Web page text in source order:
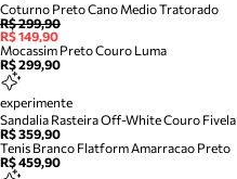
Coturno Preto Cano Medio Tratorado
R$ 299,90
R$ 149,90
Mocassim Preto Couro Luma
R$ 299,90
experimente
Sandalia Rasteira Off-White Couro Fivela
R$ 359,90
Tenis Branco Flatform Amarracao Preto
R$ 459,90